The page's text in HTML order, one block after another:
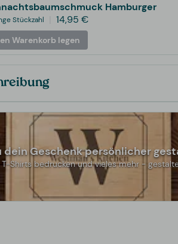
Hamburger
Stückzahl 14,95 €
Warenkorb legen
Geschenk persönlicher
T-Shirts bedrucken und vieles mehr -